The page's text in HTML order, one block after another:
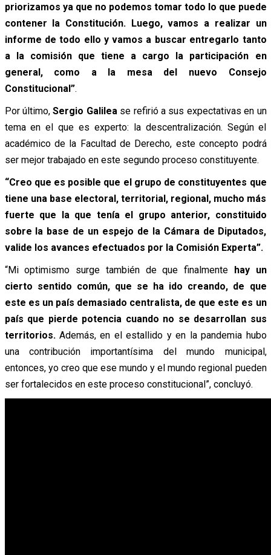
priorizamos ya que no podemos tomar todo lo que puede
contener la Constitución. Luego, vamos a realizar un
informe de todo ello y vamos a buscar entregarlo tanto
a la comisión que tiene a cargo la participación en
general, como a la mesa del nuevo Consejo
Constitucional”.
Por último,Sergio Galilea se refirió a sus expectativas en un
tema en el que es experto: la descentralización. Según el
académico de la Facultad de Derecho, este concepto podrá
ser mejor trabajado en este segundo proceso constituyente.
“Creo que es posible que el grupo de constituyentes que
tiene una base electoral, territorial, regional, mucho más
fuerte que la que tenía el grupo anterior, constituido
sobre la base de un espejo de la Cámara de Diputados,
valide los avances efectuados por la Comisión Experta”.
“Mi optimismo surge también de que finalmente hay un
cierto sentido común, que se ha ido creando, de que
este es un país demasiado centralista, de que este es un
país que pierde potencia cuando no se desarrollan sus
territorios. Además, en el estallido y en la pandemia hubo
una contribución importantísima del mundo municipal,
entonces, yo creo que ese mundo y el mundo regional pueden
ser fortalecidos en este proceso constitucional”, concluyó.